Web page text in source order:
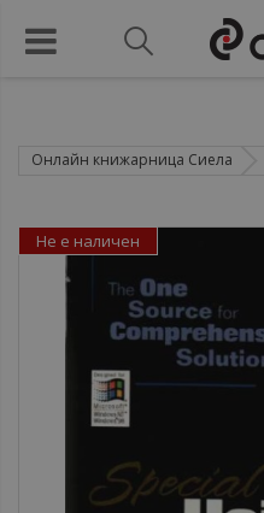
Онлайн книжарница Сиела
Не е наличен